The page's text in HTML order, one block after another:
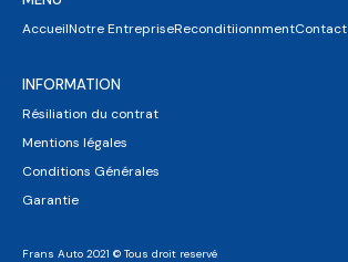
AccueilNotre EntrepriseReconditiionnmentContact
INFORMATION
Résiliation du contrat
Mentions légales
Conditions Générales
Garantie
Frans Auto 2021 © Tous droit reservé